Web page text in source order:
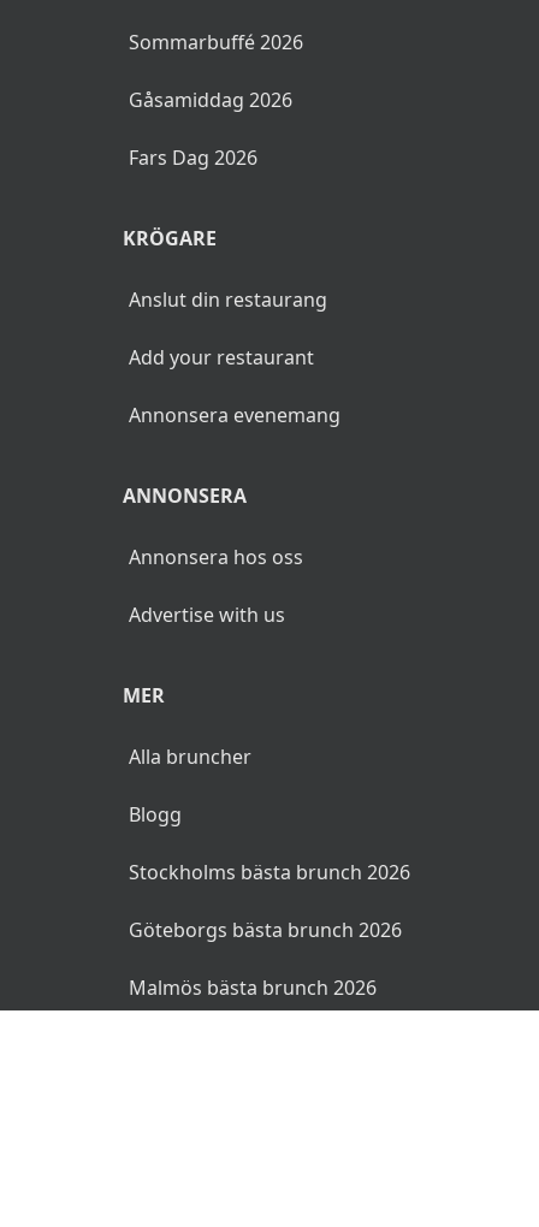
Sommarbuffé 2026
Gåsamiddag 2026
Fars Dag 2026
KRÖGARE
Anslut din restaurang
Add your restaurant
Annonsera evenemang
ANNONSERA
Annonsera hos oss
Advertise with us
MER
Alla bruncher
Blogg
Stockholms bästa brunch 2026
Göteborgs bästa brunch 2026
Malmös bästa brunch 2026